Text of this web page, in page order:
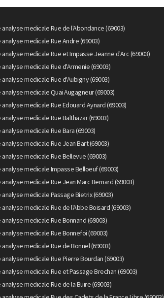
medicale Rue de l'Abondance (69003)
medicale Rue Andre (69003)
medicale Rue et Impasse Jeanne d'Arc (69003)
medicale Rue d'Armenie (69003)
medicale Rue d'Aubigny (69003)
medicale Quai Augagneur (69003)
medicale Rue Edouard Aynard (69003)
medicale Rue Balthazar (69003)
medicale Rue Bara (69003)
medicale Rue Jean Bart (69003)
medicale Rue Bellevue (69003)
medicale Impasse Belloeuf (69003)
medicale Rue Jean Marc Bernard (69003)
medicale Passage Bietrix (69003)
medicale Rue de l'Abbe Boisard (69003)
medicale Rue Bonnand (69003)
medicale Rue Bonnefoi (69003)
medicale Rue de Bonnel (69003)
medicale Rue Pierre Bourdan (69003)
medicale Rue et Passage Brechan (69003)
medicale Rue de la Buire (69003)